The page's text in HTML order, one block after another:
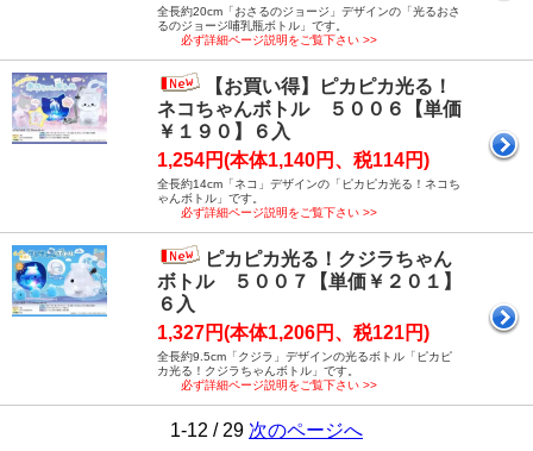
全長約20cm「おさるのジョージ」デザインの「光るおさ
るのジョージ哺乳瓶ボトル」です。
必ず詳細ページ説明をご覧下さい >>
【お買い得】ピカピカ光る！
ネコちゃんボトル ５００６【単価
￥１９０】６入
1,254円(本体1,140円、税114円)
全長約14cm「ネコ」デザインの「ピカピカ光る！ネコち
ゃんボトル」です。
必ず詳細ページ説明をご覧下さい >>
ピカピカ光る！クジラちゃん
ボトル ５００７【単価￥２０１】
６入
1,327円(本体1,206円、税121円)
全長約9.5cm「クジラ」デザインの光るボトル「ピカピ
カ光る！クジラちゃんボトル」です。
必ず詳細ページ説明をご覧下さい >>
1-12 / 29 次のページへ